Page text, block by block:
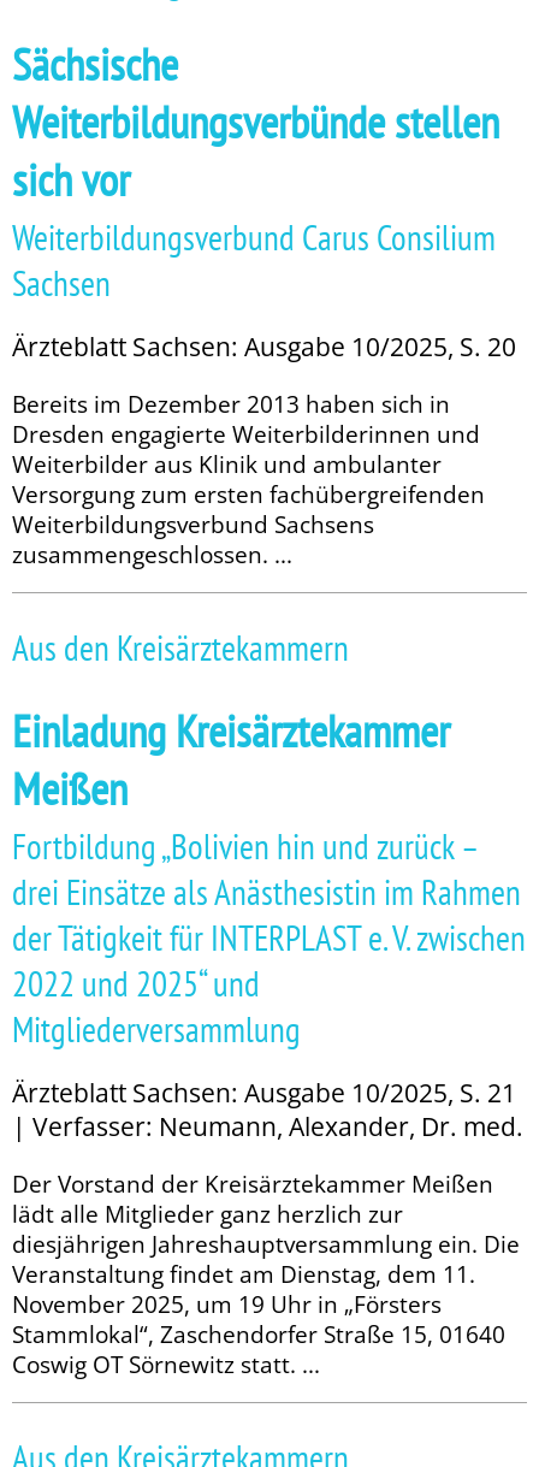
Sächsische
Weiterbildungsverbünde stellen
sich vor
Weiterbildungsverbund Carus Consilium
Sachsen
Ärzteblatt Sachsen: Ausgabe 10/2025, S. 20
Bereits im Dezember 2013 haben sich in
Dresden engagierte Weiterbilderinnen und
Weiterbilder aus Klinik und ambulanter
Versorgung zum ersten fachübergreifenden
Weiterbildungsverbund Sachsens
zusammengeschlossen. ...
Aus den Kreisärztekammern
Einladung Kreisärztekammer
Meißen
Fortbildung „Bolivien hin und zurück –
drei Einsätze als Anästhesistin im Rahmen
der Tätigkeit für INTERPLAST e. V. zwischen
2022 und 2025“ und
Mitgliederversammlung
Ärzteblatt Sachsen: Ausgabe 10/2025, S. 21
| Verfasser: Neumann, Alexander, Dr. med.
Der Vorstand der Kreisärztekammer Meißen
lädt alle Mitglieder ganz herzlich zur
diesjährigen Jahreshauptversammlung ein. Die
Veranstaltung findet am Dienstag, dem 11.
November 2025, um 19 Uhr in „Försters
Stammlokal“, Zaschendorfer Straße 15, 01640
Coswig OT Sörnewitz statt. ...
Aus den Kreisärztekammern